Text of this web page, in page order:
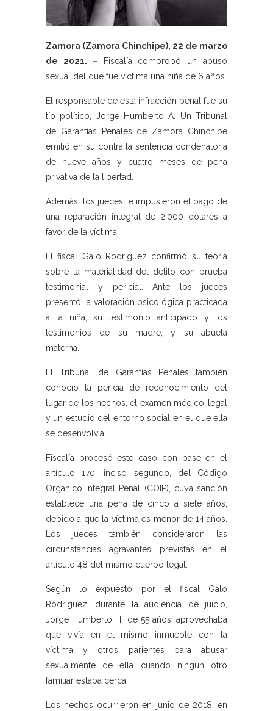
Zamora (Zamora Chinchipe), 22 de marzo
de 2021. –
Fiscalía comprobó un abuso
sexual del que fue víctima una niña de 6 años.
El responsable de esta infracción penal fue su
tío político, Jorge Humberto A. Un Tribunal
de Garantías Penales de Zamora Chinchipe
emitió en su contra la sentencia condenatoria
de nueve años y cuatro meses de pena
privativa de la libertad.
Además, los jueces le impusieron el pago de
una reparación integral de 2.000 dólares a
favor de la víctima.
El fiscal Galo Rodríguez confirmó su teoría
sobre la materialidad del delito con prueba
testimonial y pericial. Ante los jueces
presentó la valoración psicológica practicada
a la niña, su testimonio anticipado y los
testimonios de su madre, y su abuela
materna.
El Tribunal de Garantías Penales también
conoció la pericia de reconocimiento del
lugar de los hechos, el examen médico-legal
y un estudio del entorno social en el que ella
se desenvolvía.
Fiscalía procesó este caso con base en el
artículo 170, inciso segundo, del Código
Orgánico Integral Penal (COIP), cuya sanción
establece una pena de cinco a siete años,
debido a que la víctima es menor de 14 años.
Los jueces también consideraron las
circunstancias agravantes previstas en el
artículo 48 del mismo cuerpo legal.
Según lo expuesto por el fiscal Galo
Rodríguez, durante la audiencia de juicio,
Jorge Humberto H., de 55 años, aprovechaba
que vivía en el mismo inmueble con la
víctima y otros parientes para abusar
sexualmente de ella cuando ningún otro
familiar estaba cerca.
Los hechos ocurrieron en junio de 2018, en